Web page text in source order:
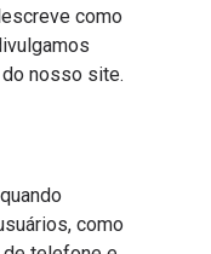
como
nosso site.
como